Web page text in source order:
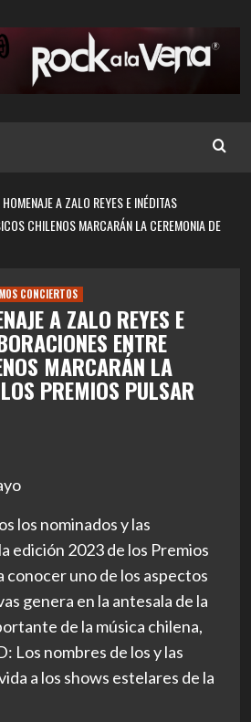
A ZALO REYES E INÉDITAS
CHILENOS MARCARÁN LA CEREMONIA DE
CONCIERTOS
A ZALO REYES E
ENTRE
MARCARÁN LA
PREMIOS PULSAR
los nominados y las
edición 2023 de los Premios
conocer uno de los aspectos
genera en la antesala de la
de la música chilena,
Los nombres de los y las
a los shows estelares de la